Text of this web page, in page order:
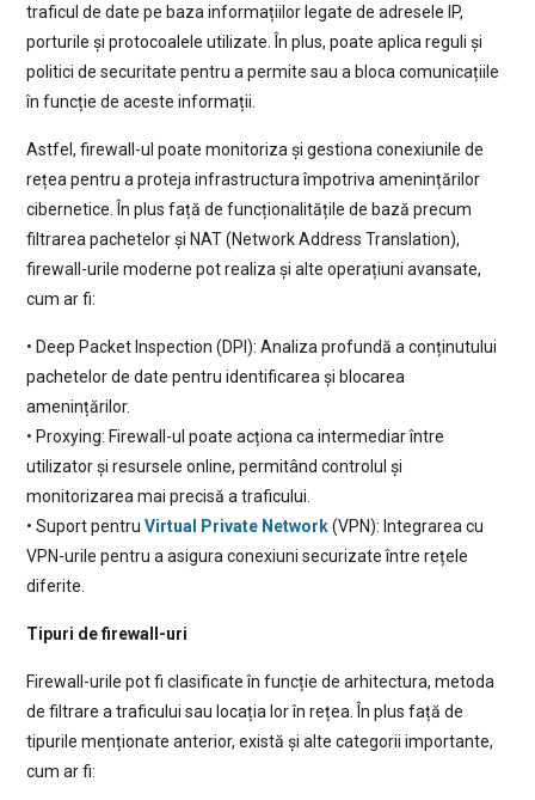
traficul de date pe baza informațiilor legate de adresele IP,
porturile și protocoalele utilizate. În plus, poate aplica reguli și
politici de securitate pentru a permite sau a bloca comunicațiile
în funcție de aceste informații.
Astfel, firewall-ul poate monitoriza și gestiona conexiunile de
rețea pentru a proteja infrastructura împotriva amenințărilor
cibernetice. În plus față de funcționalitățile de bază precum
filtrarea pachetelor și NAT (Network Address Translation),
firewall-urile moderne pot realiza și alte operațiuni avansate,
cum ar fi:
• Deep Packet Inspection (DPI): Analiza profundă a conținutului
pachetelor de date pentru identificarea și blocarea
amenințărilor.
• Proxying: Firewall-ul poate acționa ca intermediar între
utilizator și resursele online, permitând controlul și
monitorizarea mai precisă a traficului.
• Suport pentru Virtual Private Network(VPN): Integrarea cu
VPN-urile pentru a asigura conexiuni securizate între rețele
diferite.
Tipuri de firewall-uri
Firewall-urile pot fi clasificate în funcție de arhitectura, metoda
de filtrare a traficului sau locația lor în rețea. În plus față de
tipurile menționate anterior, există și alte categorii importante,
cum ar fi: